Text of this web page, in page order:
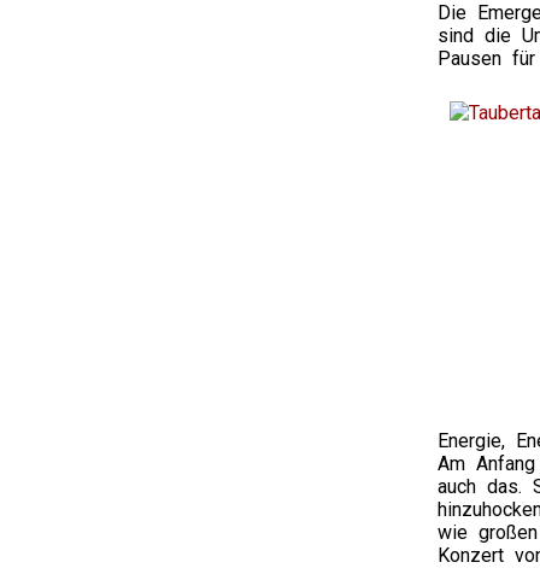
Die
sind die
Pausen
Energie,
Am
auch das.
wie
Konzert